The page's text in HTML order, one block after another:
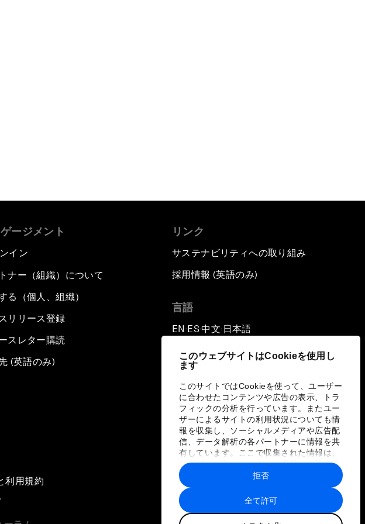
このウェブサイトはCookieを使用し
ます
このサイトではCookieを使って、ユーザー
に合わせたコンテンツや広告の表示、トラ
フィックの分析を行っています。またユー
ザーによるサイトの利用状況についても情
報を収集し、ソーシャルメディアや広告配
信、データ解析の各パートナーに情報を共
有しています。ここで収集された情報は、
ユーザーが各パートナーに提供した他の情
報や各パートナーのサービスを使用した際
に収集された情報と組み合わされ、各パー
トナーによって使用されることがありま
す。
全て許可
拒否
ージメント
イン
ナー（組織）について
る（個人、組織）
リリース登録
スレター購読
(英語のみ)
リンク
サステナビリティへの取り組み
採用情報 (英語のみ)
言語
EN ▪ES▪中文▪ 日本語
利用規約